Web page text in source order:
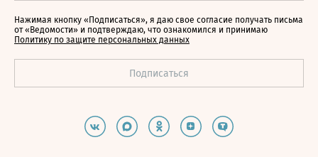
Нажимая кнопку «Подписаться», я даю свое согласие получать письма
от «Ведомости» и подтверждаю, что ознакомился и принимаю
Политику по защите персональных данных